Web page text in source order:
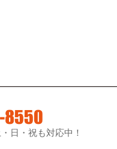
日・祝も対応中！